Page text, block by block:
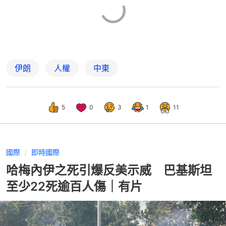
伊朗 人權 中東
5 0 3 1 11
國際 即時國際
哈梅內伊之死引爆反美示威 巴基斯坦
至少22死逾百人傷｜有片